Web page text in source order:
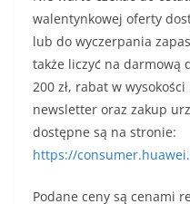
walentynkowej oferty
lub do wyczerpania
także liczyć na darmową
200 zł, rabat w
newsletter oraz zakup
dostępne są na stronie:
https://
Podane ceny są cenami